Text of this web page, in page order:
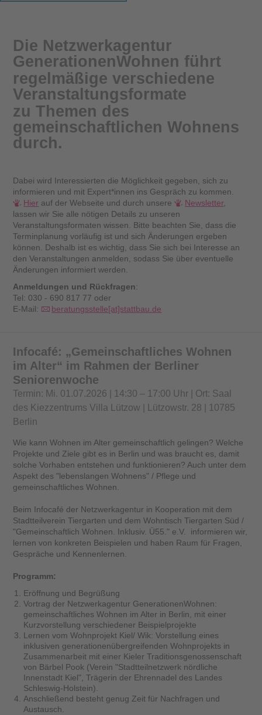
Die Netzwerkagentur
GenerationenWohnen führt
regelmäßige verschiedene
Veranstaltungsformate
zu Themen des
gemeinschaftlichen Wohnens
durch.
Dabei wird Interessierten die Möglichkeit gegeben, sich zu
informieren und mit Expert*innen ins Gespräch zu kommen.
Hier auf der Webseite und durch unsere Newsletter,
lassen wir Sie alle nötigen Details zu unseren
Veranstaltungsformaten wissen. Bitte beachten Sie, dass die
Terminplanung vorläufig ist und sich Änderungen ergeben
können. Deshalb ist es wichtig, dass Sie sich bei Interesse an
den Veranstaltungen anmelden, sodass Sie über eventuelle
Änderungen informiert werden.
Anmeldungen und Rückfragen:
Tel: 030 - 690 817 77 oder
E-Mail:
beratungsstelle[at]stattbau.de
Infocafé: „Gemeinschaftliches Wohnen
im Alter“ im Rahmen der Berliner
Seniorenwoche
Termin: Mi. 01.07.2026 | 14:30 – 17:00 Uhr | Ort: Saal
des Kiezzentrums Villa Lützow | Lützowstr. 28 | 10785
Berlin
Wie kann Wohnen im Alter gemeinschaftlich gelingen? Welche
Projekte und Ziele gibt es in Berlin und was braucht es, damit
solche Vorhaben entstehen und funktionieren? Auch unter dem
Aspekt des "lebenslangen Wohnens" / Pflege und
gemeinschaftliches Wohnen.
Beim Infocafé der Netzwerkagentur in Kooperation mit dem
Stadtteilverein Tiergarten und dem Wohntisch Tiergarten Süd /
"Gemeinschaftlich Wohnen. Inklusiv. Ü55." e.V. informieren wir,
lernen von konkreten Beispielen und haben Raum für Fragen,
Gespräche und Kennenlernen.
Programm:
Eröffnung und Begrüßung
Vortrag der Netzwerkagentur GenerationenWohnen:
gemeinschaftliches Wohnen im Alter in Berlin, mit einer
Kurzvorstellung verschiedener Beispielprojekte
Lernen vom Wohnprojekt Kiel/ Wik: Vorstellung eines
inklusiven generationenübergreifenden Wohnprojekts in
Zusammenarbeit mit einer Kieler Traditionsgenossenschaft
von Bärbel Pook (Verein "Stadtteilnetzwerk nördliche
Innenstadt Kiel", Trägerin der Ehrennadel des Landes
Schleswig-Holstein).
Anschließend besteht genug Zeit für Nachfragen und
Austausch.